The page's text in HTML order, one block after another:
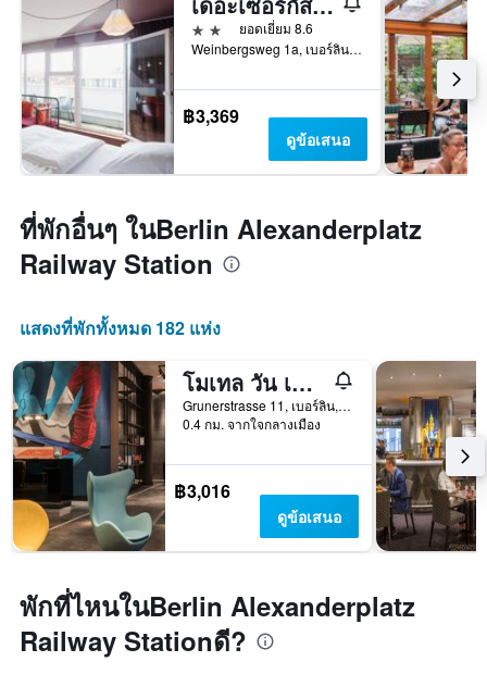
2 ดาว
ยอดเยี่ยม 8.6
Weinbergsweg 1a, เบอร์ลิน, เยอรมนี
฿3,369
ดูข้อเสนอ
ที่พักอื่นๆ ในBerlin Alexanderplatz
Railway Station
แสดงที่พักทั้งหมด 182 แห่ง
โมเทล วัน เบอร์ลิน-อเล็กซานเดอร์พลาทซ์
Grunerstrasse 11, เบอร์ลิน, เยอรมนี
0.4 กม. จากใจกลางเมือง
฿3,016
ดูข้อเสนอ
พักที่ไหนในBerlin Alexanderplatz
Railway Stationดี?